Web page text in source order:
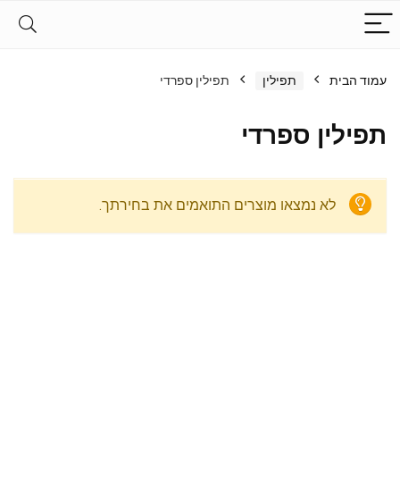
עמוד הבית תפילין תפילין ספרדי
תפילין ספרדי
לא נמצאו מוצרים התואמים את בחירתך.